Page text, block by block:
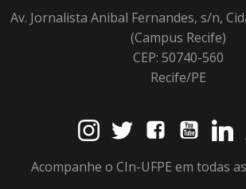
Av. Jornalista Anibal Fernandes, s/n,
(Campus Recife)
CEP: 50740-560
Recife/PE
Acompanhe o CIn-UFPE em todas